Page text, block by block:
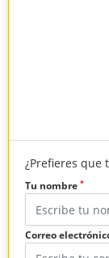
¿Prefieres que
Tu nombre *
Correo